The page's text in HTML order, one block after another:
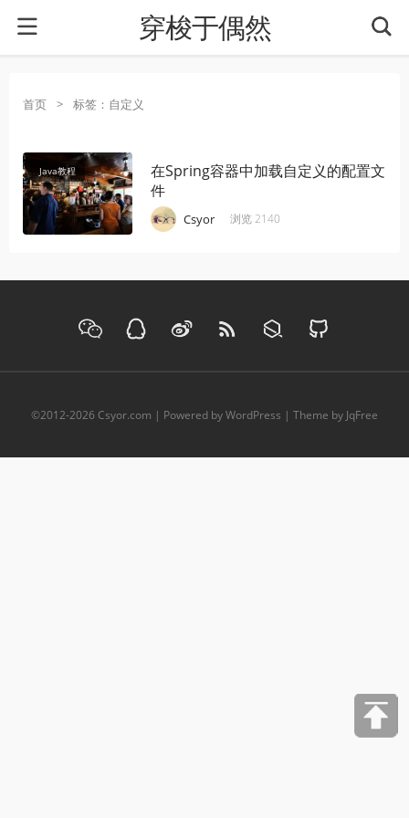
穿梭于偶然
首页 > 标签：自定义
Java教程
在Spring容器中加载自定义的配置文
件
Csyor 浏览 2140
©2012-2026 Csyor.com | Powered by WordPress | Theme by JqFree